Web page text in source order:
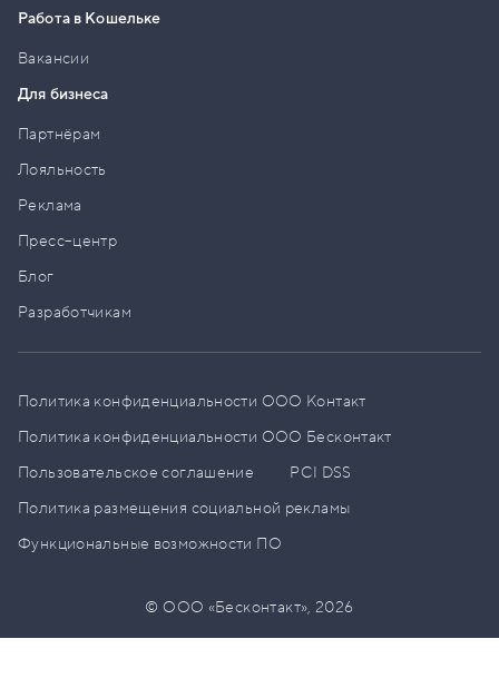
Работа в Кошельке
Вакансии
Для бизнеса
Партнёрам
Лояльность
Реклама
Пресс–центр
Блог
Разработчикам
Политика конфиденциальности ООО Контакт
Политика конфиденциальности ООО Бесконтакт
Пользовательское соглашение
PCI DSS
Политика размещения социальной рекламы
Функциональные возможности ПО
© ООО «Бесконтакт»,2026